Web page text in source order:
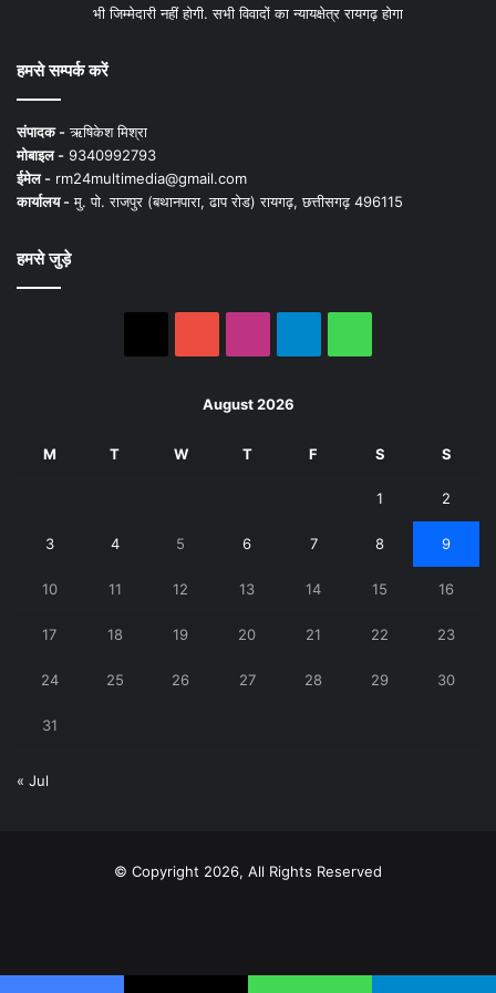
भी जिम्मेदारी नहीं होगी. सभी विवादों का न्यायक्षेत्र रायगढ़ होगा
हमसे सम्पर्क करें
संपादक -ऋषिकेश मिश्रा
मोबाइल - 9340992793
ईमेल - rm24multimedia@gmail.com
कार्यालय -मु. पो. राजपुर (बथानपारा, ढाप रोड) रायगढ़, छत्तीसगढ़ 496115
हमसे जुड़े
August 2026
M T W T F S S
1 2
3 4 5 6 7 8 9
10 11 12 13 14 15 16
17 18 19 20 21 22 23
24 25 26 27 28 29 30
31
« Jul
© Copyright 2026, All Rights Reserved